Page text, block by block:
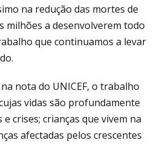
na redução das mortes de
milhões a desenvolverem todo
que continuamos a levar
nota do UNICEF, o trabalho
vidas são profundamente
crises; crianças que vivem na
afectadas pelos crescentes